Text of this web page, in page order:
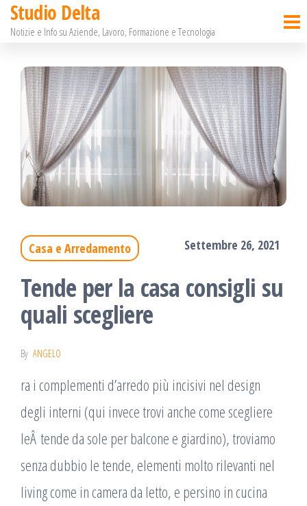
Salta
contenuto
Studio Delta
Notizie e Info su Aziende, Lavoro, Formazione e Tecnologia
Casa e Arredamento Settembre 26, 2021
Tende per la casa consigli su
quali scegliere
By ANGELO
ra i complementi d’arredo più incisivi nel design
degli interni (qui invece trovi anche come scegliere
leÂ tende da sole per balcone e giardino), troviamo
senza dubbio le tende, elementi molto rilevanti nel
living come in camera da letto, e persino in cucina